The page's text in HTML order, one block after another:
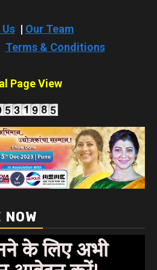
| Our Team
Terms & Conditions
Page View